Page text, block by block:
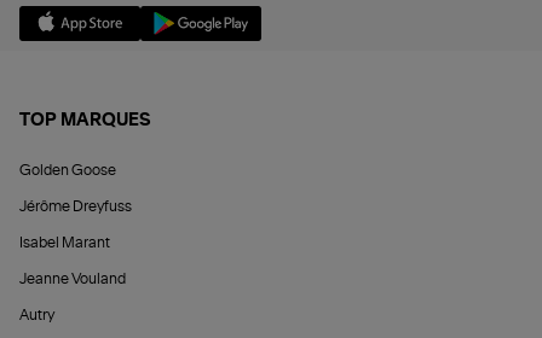
TOP MARQUES
Golden Goose
Jérôme Dreyfuss
Isabel Marant
Jeanne Vouland
Autry